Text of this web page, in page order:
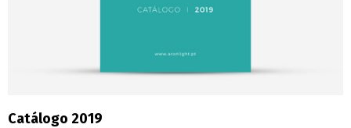
Catálogo 2019